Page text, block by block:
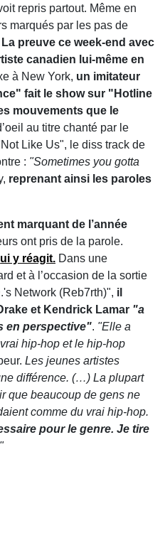
repris partout. Même en
marqués par les pas de
La preuve ce week-end avec
canadien lui-même en
à New York, un imitateur
fait le show sur "Hotline
mouvements que le
au titre chanté par le
Like Us", le diss track de
: "Sometimes you gotta
reprenant ainsi les paroles
marquant de l’année
ont pris de la parole.
y réagit. Dans une
et à l’occasion de la sortie
Network (Reb7rth)", il
et Kendrick Lamar "a
en perspective". "Elle a
hip-hop et le hip-hop
Les jeunes artistes
différence. (…) La plupart
que beaucoup de gens ne
comme du vrai hip-hop.
pour le genre. Je tire
"